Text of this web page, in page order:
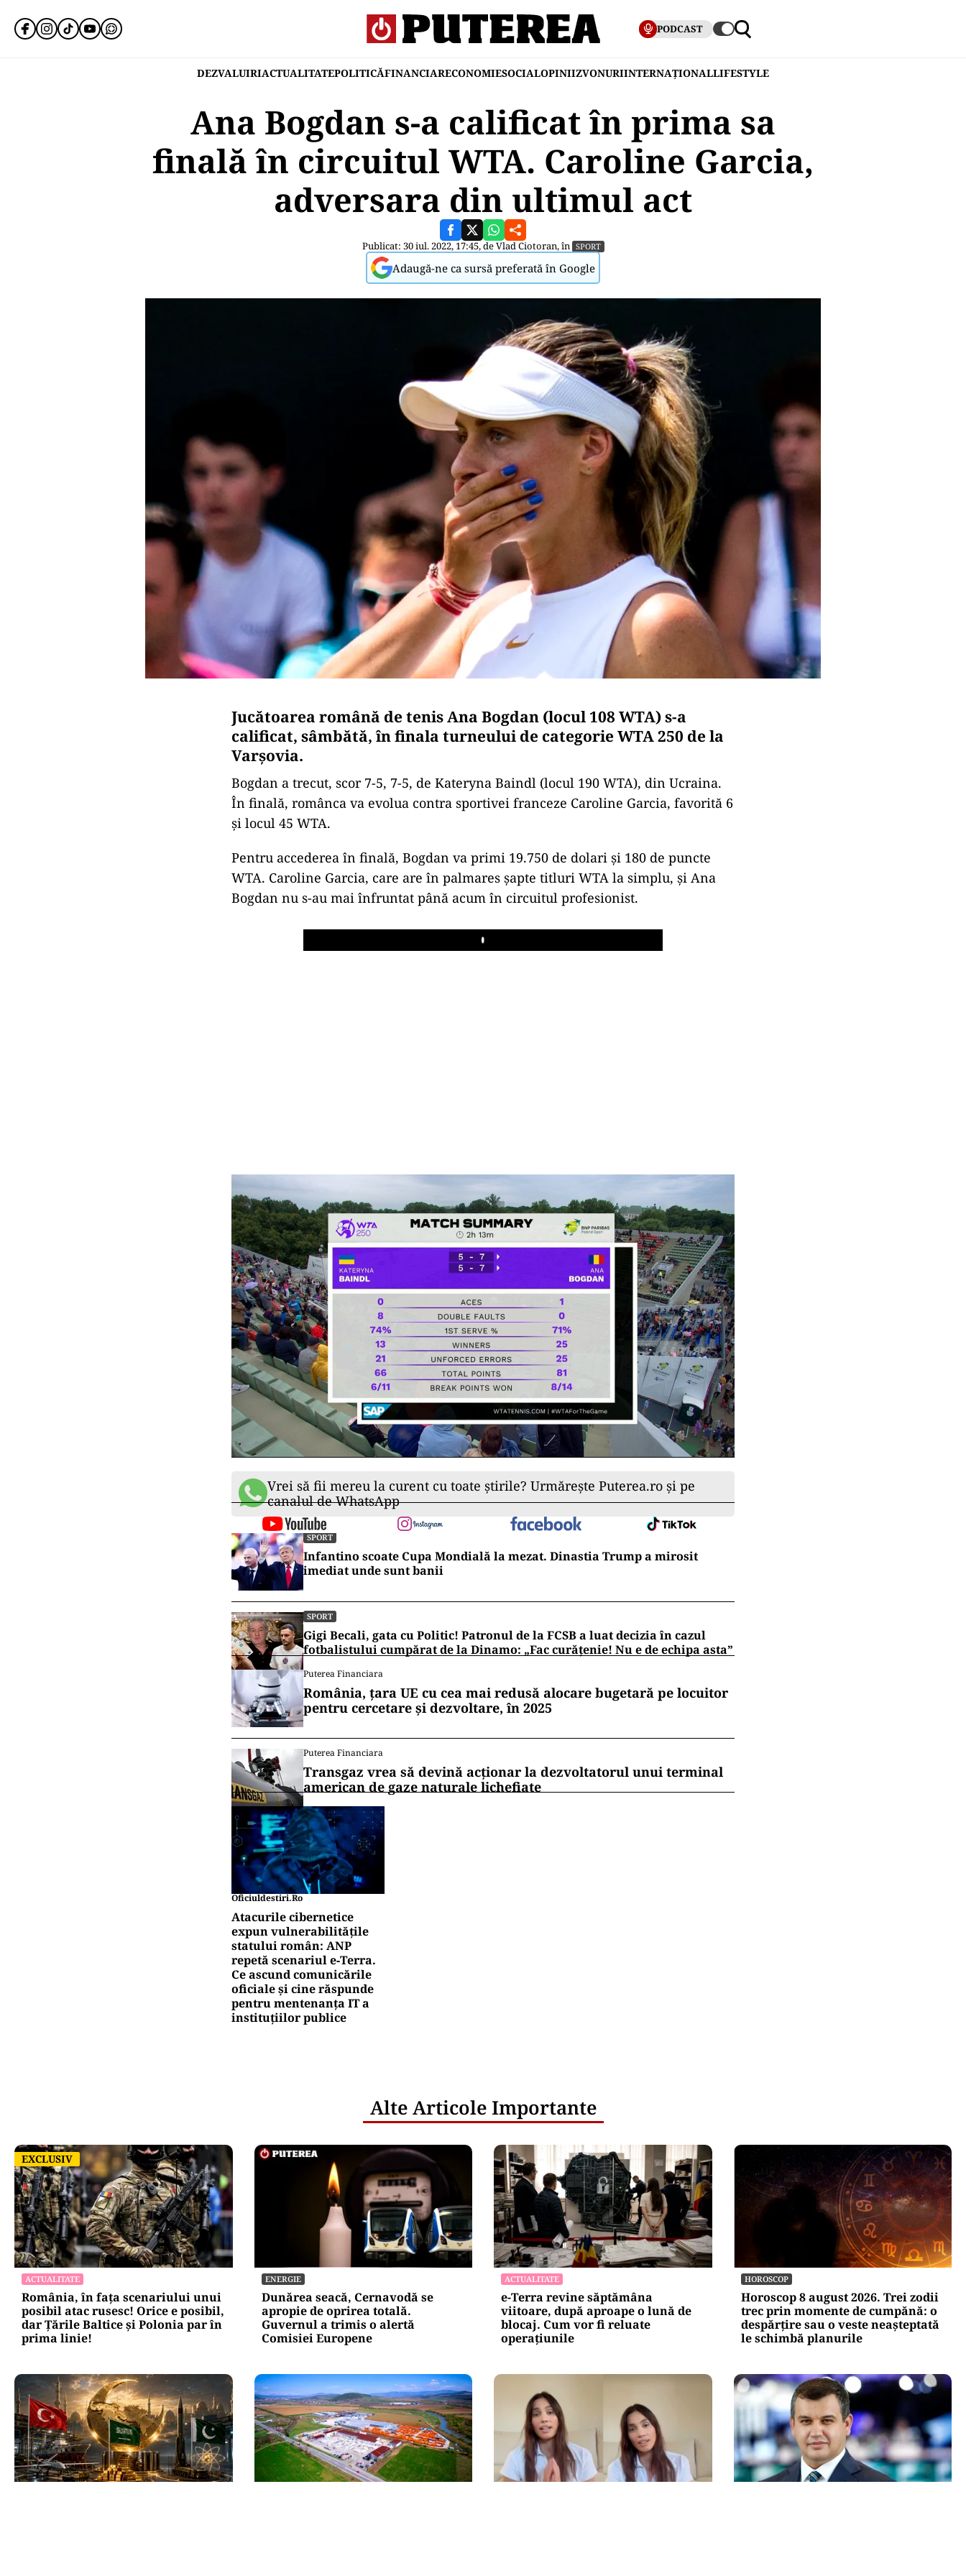
PODCAST
DEZVALUIRIACTUALITATEPOLITICĂFINANCIARECONOMIESOCIALOPINIIZVONURIINTERNAȚIONALLIFESTYLE
Ana Bogdan s-a calificat în prima sa
finală în circuitul WTA. Caroline Garcia,
adversara din ultimul act
Publicat: 30 iul. 2022, 17:45, deVlad Ciotoran, în SPORT
Adaugă-ne ca sursă preferată în Google
Jucătoarea română de tenis Ana Bogdan (locul 108 WTA) s-a
calificat, sâmbătă, în finala turneului de categorie WTA 250 de la
Varşovia.
Bogdan a trecut, scor 7-5, 7-5, de Kateryna Baindl (locul 190 WTA), din Ucraina.
În finală, românca va evolua contra sportivei franceze Caroline Garcia, favorită 6
şi locul 45 WTA.
Pentru accederea în finală, Bogdan va primi 19.750 de dolari şi 180 de puncte
WTA. Caroline Garcia, care are în palmares şapte titluri WTA la simplu, şi Ana
Bogdan nu s-au mai înfruntat până acum în circuitul profesionist.
Play
Vrei să fii mereu la curent cu toate știrile? Urmărește Puterea.ro și pe
canalul de WhatsApp
SPORT
Infantino scoate Cupa Mondială la mezat. Dinastia Trump a mirosit
imediat unde sunt banii
SPORT
Gigi Becali, gata cu Politic! Patronul de la FCSB a luat decizia în cazul
fotbalistului cumpărat de la Dinamo: „Fac curățenie! Nu e de echipa asta”
Puterea Financiara
România, țara UE cu cea mai redusă alocare bugetară pe locuitor
pentru cercetare și dezvoltare, în 2025
Puterea Financiara
Transgaz vrea să devină acționar la dezvoltatorul unui terminal
american de gaze naturale lichefiate
Oficiuldestiri.ro
Atacurile cibernetice
expun vulnerabilitățile
statului român: ANP
repetă scenariul e‑Terra.
Ce ascund comunicările
oficiale și cine răspunde
pentru mentenanța IT a
instituțiilor publice
Alte Articole Importante
EXCLUSIV
EXCLUSIV
ACTUALITATE
România, în fața scenariului unui
posibil atac rusesc! Orice e posibil,
dar Țările Baltice și Polonia par în
prima linie!
ENERGIE
Dunărea seacă, Cernavodă se
apropie de oprirea totală.
Guvernul a trimis o alertă
Comisiei Europene
ACTUALITATE
e-Terra revine săptămâna
viitoare, după aproape o lună de
blocaj. Cum vor fi reluate
operațiunile
HOROSCOP
Horoscop 8 august 2026. Trei zodii
trec prin momente de cumpănă: o
despărțire sau o veste neașteptată
le schimbă planurile